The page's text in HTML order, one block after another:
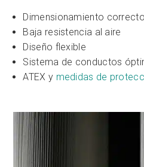
Dimensionamiento correcto
Baja resistencia al aire
Diseño flexible
Sistema de conductos
ATEX y medidas de